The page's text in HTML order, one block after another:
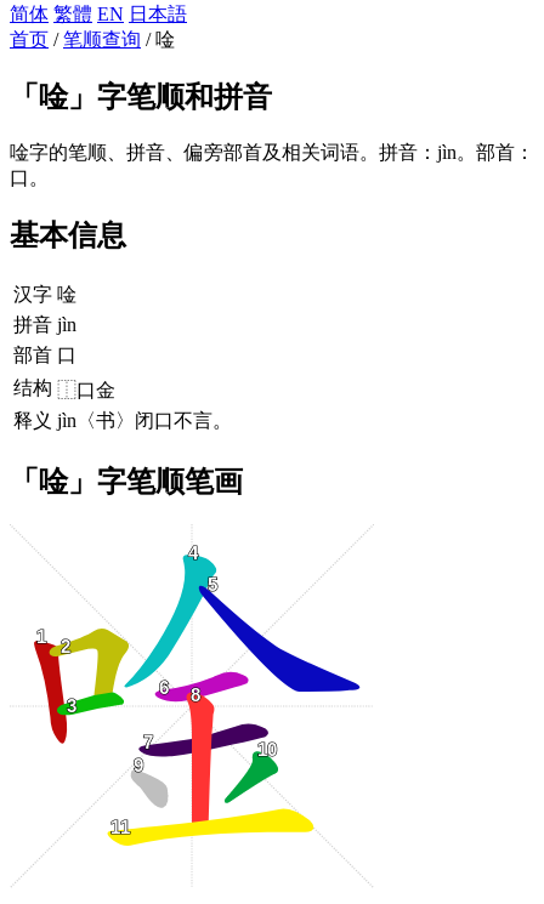
简体 繁體 EN 日本語
首页 / 笔顺查询 / 唫
「 唫」字笔顺和拼音
唫字的笔顺、拼音、偏旁部首及相关词语。拼音：jìn。部首：
口。
基本信息
汉字 唫
拼音 jìn
部首 口
结构 ⿰口金
释义 jìn〈书〉闭口不言。
「唫」字笔顺笔画